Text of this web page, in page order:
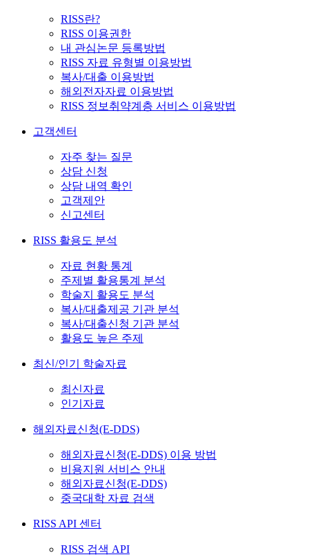
RISS란?
RISS 이용권한
내 관심논문 등록방법
RISS 자료 유형별 이용방법
복사/대출 이용방법
해외전자자료 이용방법
RISS 정보취약계층 서비스 이용방법
고객센터
자주 찾는 질문
상담 신청
상담 내역 확인
고객제안
신고센터
RISS 활용도 분석
자료 현황 통계
주제별 활용통계 분석
학술지 활용도 분석
복사/대출제공 기관 분석
복사/대출신청 기관 분석
활용도 높은 주제
최신/인기 학술자료
최신자료
인기자료
해외자료신청(E-DDS)
해외자료신청(E-DDS) 이용 방법
비용지원 서비스 안내
해외자료신청(E-DDS)
중국대학 자료 검색
RISS API 센터
RISS 검색 API